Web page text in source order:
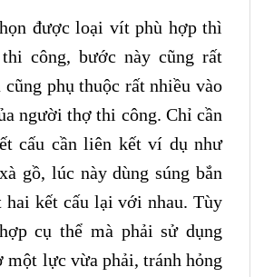
được loại vít phù hợp thì
công, bước này cũng rất
cũng phụ thuộc rất nhiều vào
người thợ thi công. Chỉ cần
cấu cần liên kết ví dụ như
gồ, lúc này dùng súng bắn
hai kết cấu lại với nhau. Tùy
cụ thể mà phải sử dụng
một lực vừa phải, tránh hỏng